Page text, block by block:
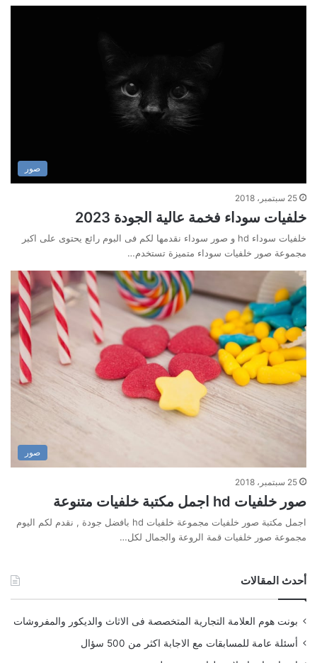
صور
25 سبتمبر، 2018
خلفيات سوداء فخمة عالية الجودة 2023
خلفيات سوداء hd و صور سوداء نقدمها لكم فى البوم رائع يحتوى على اكبر
مجموعة صور خلفيات سوداء متميزة تستخدم…
صور
25 سبتمبر، 2018
صور خلفيات hd اجمل مكتبة خلفيات متنوعة
اجمل مكتبة صور خلفيات مجموعة خلفيات hd بافضل جودة , نقدم لكم اليوم
مجموعة صور خلفيات قمة الروعة والجمال لكل…
أحدث المقالات
بونت هوم العلامة التجارية المتخصصة فى الاثاث والديكور والمفروشات
أسئلة عامة للمسابقات مع الاجابة اكثر من 500 سؤال